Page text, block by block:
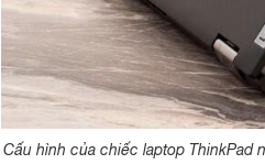
Cấu hình của chiếc laptop ThinkPad